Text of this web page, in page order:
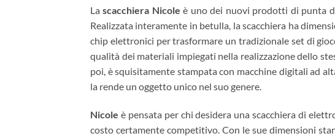
La scacchiera Nicoleè uno dei nuovi prodotti di punta
Realizzata interamente in betulla, la scacchiera ha
chip elettronici per trasformare un tradizionale set di
qualità dei materiali impiegati nella realizzazione dello
poi, è squisitamente stampata con macchine digitali ad
la rende un oggetto unico nel suo genere.
Nicole è pensata per chi desidera una scacchiera di
costo certamente competitivo. Con le sue dimensioni